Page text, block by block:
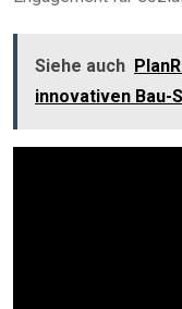
Siehe auch
innovativen Bau-